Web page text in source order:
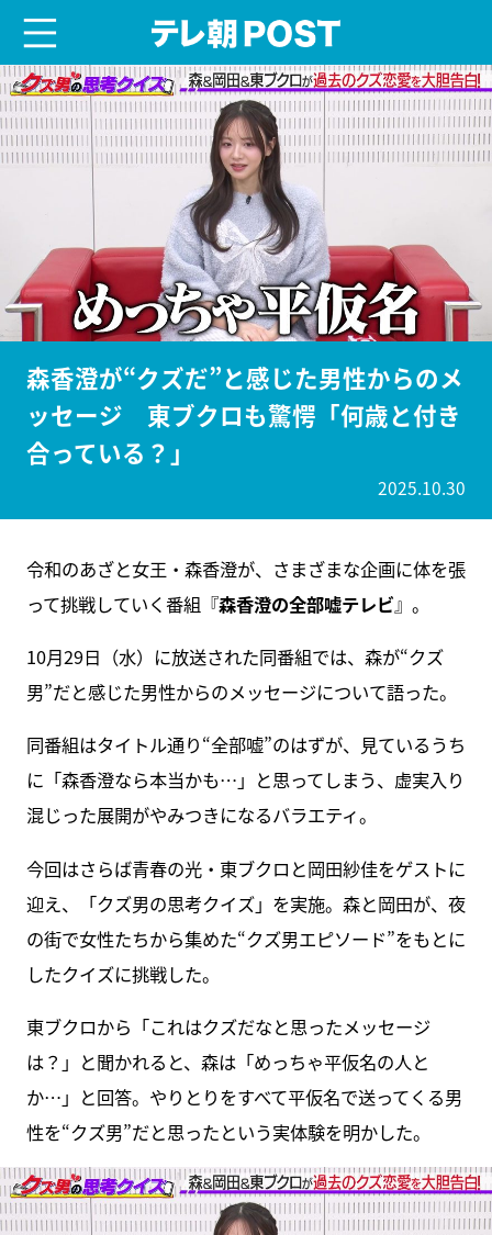
森香澄が“クズだ”と感じた男性からのメ
ッセージ 東ブクロも驚愕「何歳と付き
合っている？」
2025.10.30
令和のあざと女王・森香澄が、さまざまな企画に体を張
って挑戦していく番組『森香澄の全部嘘テレビ』。
10月29日（水）に放送された同番組では、森が“クズ
男”だと感じた男性からのメッセージについて語った。
同番組はタイトル通り“全部嘘”のはずが、見ているうち
に「森香澄なら本当かも…」と思ってしまう、虚実入り
混じった展開がやみつきになるバラエティ。
今回はさらば青春の光・東ブクロと岡田紗佳をゲストに
迎え、「クズ男の思考クイズ」を実施。森と岡田が、夜
の街で女性たちから集めた“クズ男エピソード”をもとに
したクイズに挑戦した。
東ブクロから「これはクズだなと思ったメッセージ
は？」と聞かれると、森は「めっちゃ平仮名の人と
か…」と回答。やりとりをすべて平仮名で送ってくる男
性を“クズ男”だと思ったという実体験を明かした。